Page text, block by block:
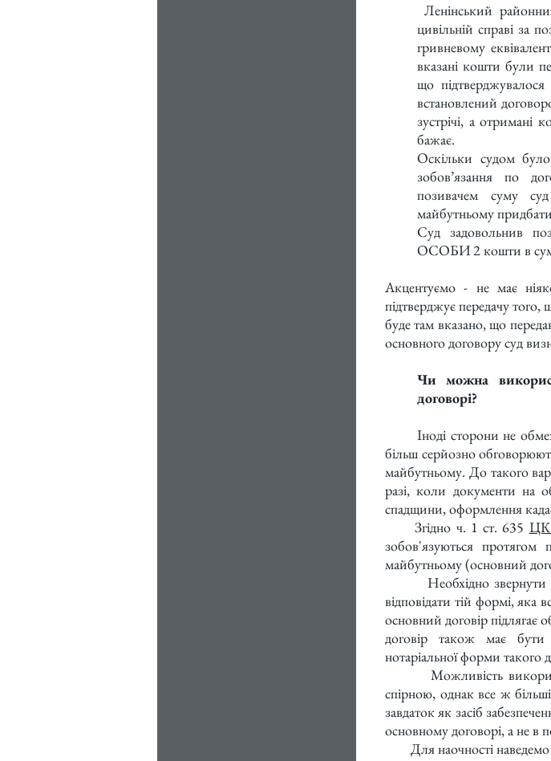
Ленінський
цивільній справі
гривневому
вказані кошти були
що
встановлений
зустрічі, а отримані
бажає.
Оскільки судом
зобов’язання по
позивачем суму
майбутньому
Суд задовольнив
ОСОБИ 2 кошти в
Акцентуємо - не має
підтверджує передачу
буде там вказано, що
основного договору суд
Чи можна
договорі?
Іноді сторони не
більш серйозно
майбутньому. До такого
разі, коли документи на
спадщини, оформлення
Згідно ч. 1 ст. 635 ЦК
зобов'язуються
майбутньому (основний
Необхідно звернути
відповідати тій формі,
основний договір підлягає
договір також має бути
нотаріальної форми такого
Можливість
спірною, однак все ж
завдаток як засіб
основному договорі, а не в
Для наочності наведемо